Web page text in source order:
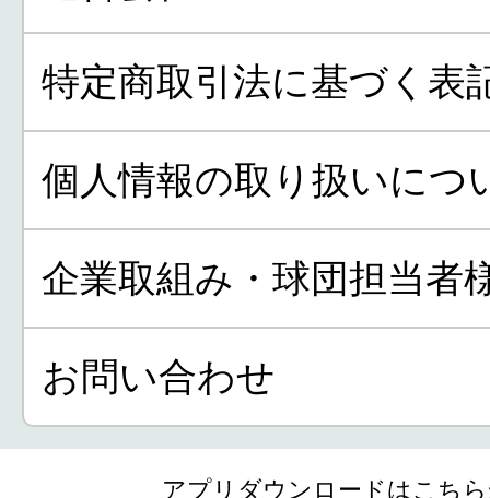
特定商取引法に基づく表
個人情報の取り扱いにつ
企業取組み・球団担当者
お問い合わせ
アプリダウンロードはこち